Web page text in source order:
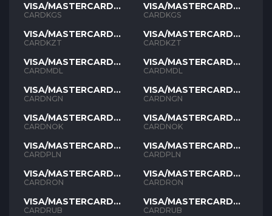
VISA/MASTERCARD
KGS
CARDKGS
VISA/MASTERCARD
KZT
CARDKZT
VISA/MASTERCARD
MDL
CARDMDL
VISA/MASTERCARD
NGN
CARDNGN
VISA/MASTERCARD
NOK
CARDNOK
VISA/MASTERCARD
PLN
CARDPLN
VISA/MASTERCARD
RON
CARDRON
VISA/MASTERCARD
RUB
CARDRUB
VISA/MASTERCARD
KGS
CARDKGS
VISA/MASTERCARD
KZT
CARDKZT
VISA/MASTERCARD
MDL
CARDMDL
VISA/MASTERCARD
NGN
CARDNGN
VISA/MASTERCARD
NOK
CARDNOK
VISA/MASTERCARD
PLN
CARDPLN
VISA/MASTERCARD
RON
CARDRON
VISA/MASTERCARD
RUB
CARDRUB